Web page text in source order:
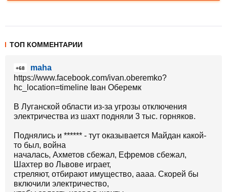
ТОП КОММЕНТАРИИ
+68
maha
https://www.facebook.com/ivan.oberemko?
hc_location=timeline Іван Оберемк
В Луганской области из-за угрозы отключения
электричества из шахт подняли 3 тыс. горняков.
Поднялись и ****** - тут оказывается Майдан какой-
то был, война
началась, Ахметов сбежал, Ефремов сбежал,
Шахтер во Львове играет,
стреляют, отбирают имущество, аааа. Скорей бы
включили электричество,